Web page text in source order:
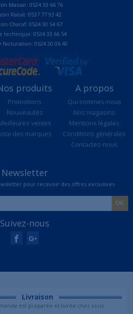
Massar: 0524 33 66 76
Rabat: 0537 77 93 42
Charaf: 0524 30 54 67
technique: 0524 33 66 54
facturation: 0524 20 06 40
produits
Promotions
Nouveautés
ventes
des marques
A propos
Qui sommes-nous
Nos magasins
Mentions légales
Conditions générales
Contactez-nous
Newsletter
pour recevoir des offres exclusives
Suivez-nous
Livraison
est preparée et livrée chez vous